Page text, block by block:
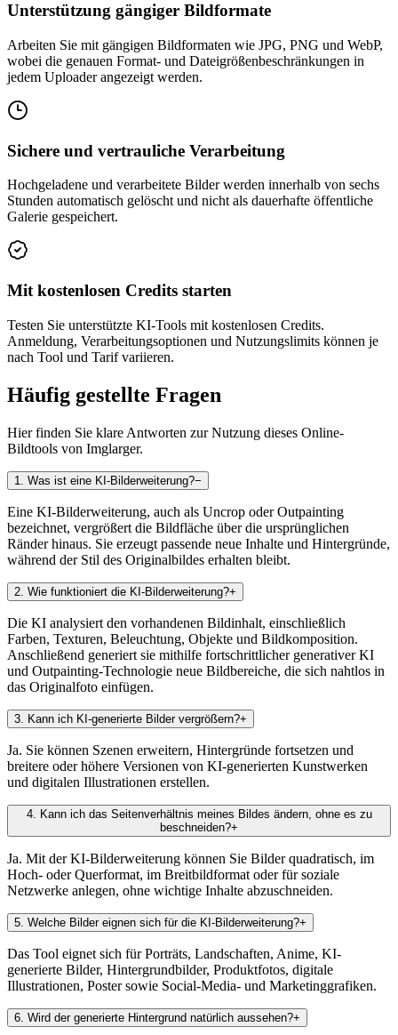
Unterstützung gängiger Bildformate
Arbeiten Sie mit gängigen Bildformaten wie JPG, PNG und WebP,
wobei die genauen Format- und Dateigrößenbeschränkungen in
jedem Uploader angezeigt werden.
Sichere und vertrauliche Verarbeitung
Hochgeladene und verarbeitete Bilder werden innerhalb von sechs
Stunden automatisch gelöscht und nicht als dauerhafte öffentliche
Galerie gespeichert.
Mit kostenlosen Credits starten
Testen Sie unterstützte KI-Tools mit kostenlosen Credits.
Anmeldung, Verarbeitungsoptionen und Nutzungslimits können je
nach Tool und Tarif variieren.
Häufig gestellte Fragen
Hier finden Sie klare Antworten zur Nutzung dieses Online-
Bildtools von Imglarger.
1 Was ist eine KI-Bilderweiterung?−
Eine KI-Bilderweiterung, auch als Uncrop oder Outpainting
bezeichnet, vergrößert die Bildfläche über die ursprünglichen
Ränder hinaus. Sie erzeugt passende neue Inhalte und Hintergründe,
während der Stil des Originalbildes erhalten bleibt.
2 Wie funktioniert die KI-Bilderweiterung?+
Die KI analysiert den vorhandenen Bildinhalt, einschließlich
Farben, Texturen, Beleuchtung, Objekte und Bildkomposition.
Anschließend generiert sie mithilfe fortschrittlicher generativer KI
und Outpainting-Technologie neue Bildbereiche, die sich nahtlos in
das Originalfoto einfügen.
3 Kann ich KI-generierte Bilder vergrößern?+
Ja. Sie können Szenen erweitern, Hintergründe fortsetzen und
breitere oder höhere Versionen von KI-generierten Kunstwerken
und digitalen Illustrationen erstellen.
4. Kann ich das Seitenverhältnis meines Bildes ändern, ohne es zu
beschneiden?+
Ja. Mit der KI-Bilderweiterung können Sie Bilder quadratisch, im
Hoch- oder Querformat, im Breitbildformat oder für soziale
Netzwerke anlegen, ohne wichtige Inhalte abzuschneiden.
5 Welche Bilder eignen sich für die KI-Bilderweiterung?+
Das Tool eignet sich für Porträts, Landschaften, Anime, KI-
generierte Bilder, Hintergrundbilder, Produktfotos, digitale
Illustrationen, Poster sowie Social-Media- und Marketinggrafiken.
6 Wird der generierte Hintergrund natürlich aussehen?+